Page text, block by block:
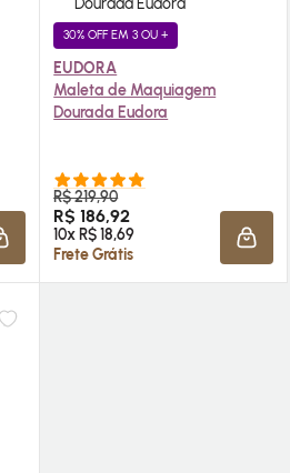
ADICIONAR À SACOLA
30% OFF EM 3 OU +
EUDORA
Maleta de Maquiagem
Dourada Eudora
R$ 219,90
R$ 186,92
10x R$ 18,69
Frete Grátis